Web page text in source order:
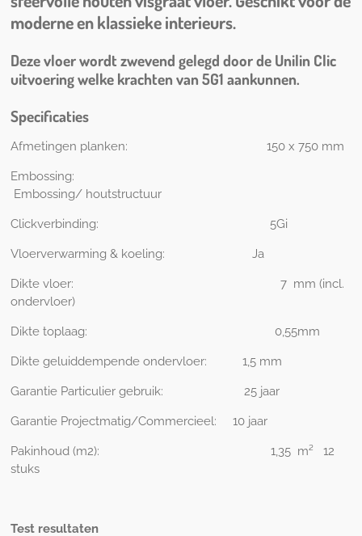
moderne en klassieke interieurs.
Deze vloer wordt zwevend gelegd door de Unilin Clic
uitvoering welke krachten van 5G1 aankunnen.
Specificaties
Afmetingen planken: 150 x 750 mm
Embossing:
Embossing/ houtstructuur
Clickverbinding: 5Gi
Vloerverwarming & koeling: Ja
Dikte vloer: 7mm (incl.
ondervloer)
Dikte toplaag: 0,55mm
Dikte geluiddempende ondervloer: 1,5 mm
Garantie Particulier gebruik: 25 jaar
Garantie Projectmatig/Commercieel: 10 jaar
Pakinhoud (m2): 1,35 m² 12
stuks
Test resultaten